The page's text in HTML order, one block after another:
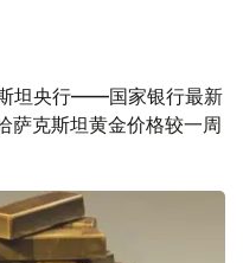
斯坦央行——国家银行最新
萨克斯坦黄金价格较一周